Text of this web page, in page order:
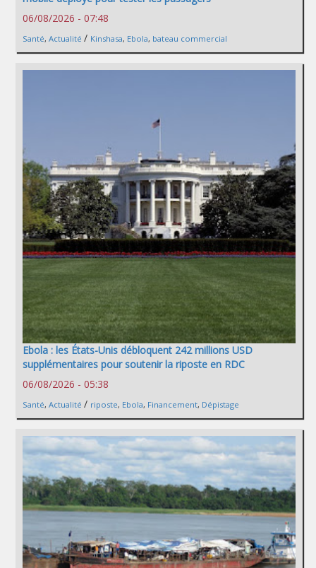
06/08/2026 - 07:48
Santé, Actualité / Kinshasa, Ebola, bateau commercial
Ebola : les États-Unis débloquent 242 millions USD
supplémentaires pour soutenir la riposte en RDC
06/08/2026 - 05:38
Santé, Actualité / riposte, Ebola, Financement, Dépistage